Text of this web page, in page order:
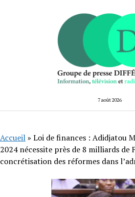
7 août 2026
Accueil » Loi de finances : Adidjatou
2024 nécessite près de 8 milliards de
concrétisation des réformes dans